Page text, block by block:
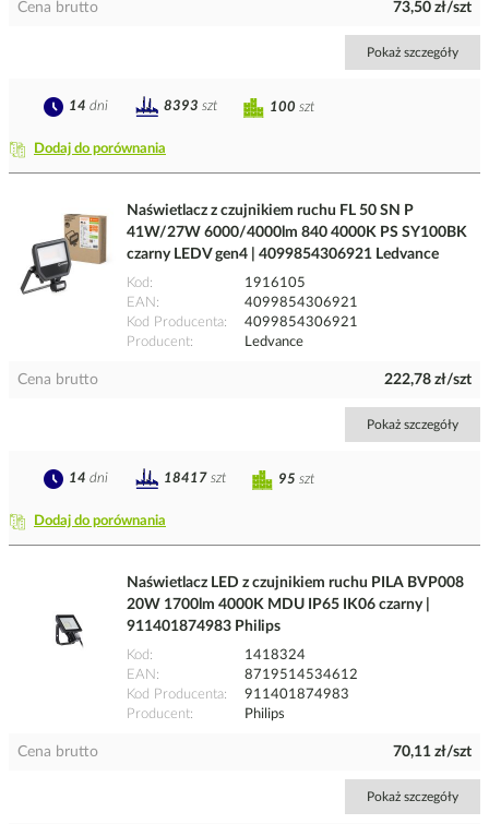
Cena brutto 73,50 zł/szt
Pokaż szczegóły
Dodaj do porównania
100 szt
14 dni 8393 szt
Naświetlacz z czujnikiem ruchu FL 50 SN P
41W/27W 6000/4000lm 840 4000K PS SY100BK
czarny LEDV gen4 | 4099854306921 Ledvance
Kod
1916105
EAN
4099854306921
Kod Producenta
4099854306921
Producent
Ledvance
Cena brutto 222,78 zł/szt
Pokaż szczegóły
Dodaj do porównania
95 szt
14 dni 18417 szt
Naświetlacz LED z czujnikiem ruchu PILA BVP008
20W 1700lm 4000K MDU IP65 IK06 czarny |
911401874983 Philips
Kod
1418324
EAN
8719514534612
Kod Producenta
911401874983
Producent
Philips
Cena brutto 70,11 zł/szt
Pokaż szczegóły